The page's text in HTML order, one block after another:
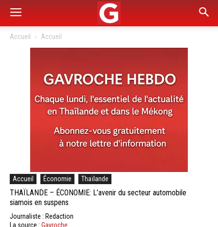
Accueil Accueil
Accueil Économie Thaïlande
THAÏLANDE – ÉCONOMIE: L’avenir du secteur automobile
siamois en suspens
Journaliste : Redaction
La source : Gavroche